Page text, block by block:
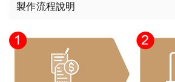
製作流程說明